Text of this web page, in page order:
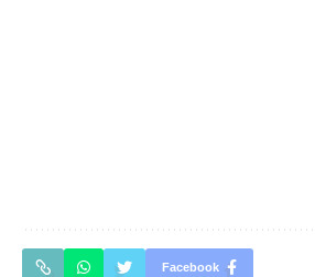
Facebook